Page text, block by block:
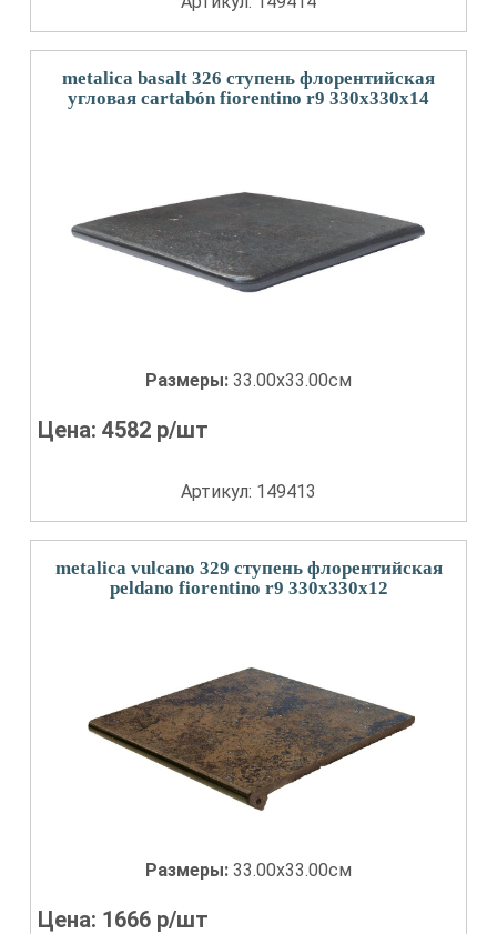
metalica basalt 326 ступень флорентийская
угловая cartabón fiorentino r9 330x330x14
Размеры: 33.00x33.00см
Цена:4582 р/шт
Артикул: 149413
metalica vulcano 329 ступень флорентийская
peldano fiorentino r9 330x330x12
Размеры: 33.00x33.00см
Цена: 1666 р/шт